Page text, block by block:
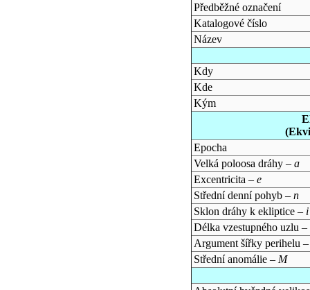
Předběžné označení
Katalogové číslo
Název
Kdy
Kde
Kým
Epocha
Velká poloosa dráhy – a
Excentricita – e
Střední denní pohyb – n
Sklon dráhy k ekliptice – i
Délka vzestupného uzlu –
Argument šířky perihelu
Střední anomálie – M